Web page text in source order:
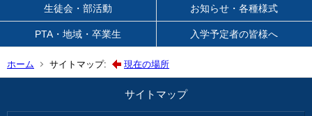
生徒会・部活動 お知らせ・各種様式
PTA・地域・卒業生 入学予定者の皆様へ
ホーム サイトマップ: 現在の場所
サイトマップ